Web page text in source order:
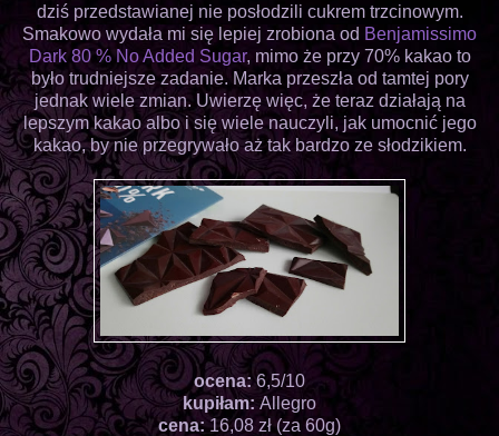
dziś przedstawianej nie posłodzili cukrem trzcinowym.
Smakowo wydała mi się lepiej zrobiona od Benjamissimo
Dark 80 % No Added Sugar, mimo że przy 70% kakao to
było trudniejsze zadanie. Marka przeszła od tamtej pory
jednak wiele zmian. Uwierzę więc, że teraz działają na
lepszym kakao albo i się wiele nauczyli, jak umocnić jego
kakao, by nie przegrywało aż tak bardzo ze słodzikiem.
ocena: 6,5/10
kupiłam: Allegro
cena:16,08 zł (za 60g)